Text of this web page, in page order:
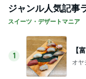
ジャンル人気記事
スイーツ・デザートマニア
1
【
オヤ